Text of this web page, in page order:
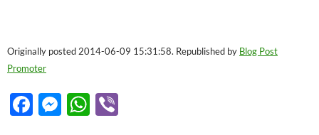
Originally posted 2014-06-09 15:31:58. Republished by Blog Post
Promoter
F
M W